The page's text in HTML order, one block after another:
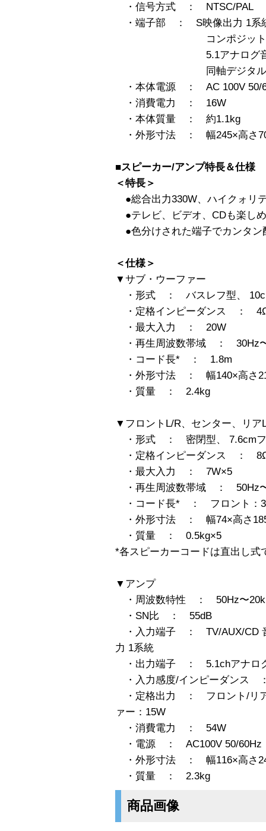
・信号方式 ： NTSC/PAL
・端子部 ： S映像出力 1系
コンポジット映像
5.1アナログ音声
同軸デジタル音声
・本体電源 ： AC 100V 50/
・消費電力 ： 16W
・本体質量 ： 約1.1kg
・外形寸法 ： 幅245×高さ
■スピーカー/アンプ特長＆仕様
＜特長＞
●総合出力330W、ハイクォリ
●テレビ、ビデオ、CDも楽し
●色分けされた端子でカンタン
＜仕様＞
▼サブ・ウーファー
・形式 ： バスレフ型、
・定格インピーダンス ：
・最大入力 ： 20W
・再生周波数帯域 ： 30Hz
・コード長* ： 1.8m
・外形寸法 ： 幅140×高さ
・質量 ： 2.4kg
▼フロントL/R、センター、リア
・形式 ： 密閉型、 7.6cmフ
・定格インピーダンス ：
・最大入力 ： 7W×5
・再生周波数帯域 ： 50Hz
・コード長* ： フロント：
・外形寸法 ： 幅74×高さ
・質量 ： 0.5kg×5
*各スピーカーコードは直出し式
▼アンプ
・周波数特性 ： 50Hz〜
・SN比 ： 55dB
・入力端子 ： TV/AUX/CD
力 1系統
・出力端子 ： 5.1chアナロ
・入力感度/インピーダンス
・定格出力 ： フロント/リア
ァー：15W
・消費電力 ： 54W
・電源 ： AC100V 50/60Hz
・外形寸法 ： 幅116×高さ
・質量 ： 2.3kg
商品画像